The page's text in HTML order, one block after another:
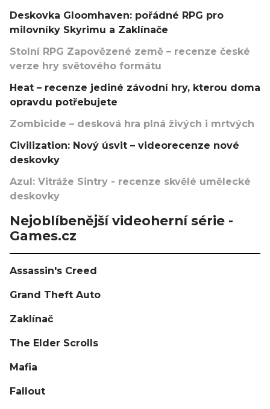
Deskovka Gloomhaven: pořádné RPG pro
milovníky Skyrimu a Zaklínače
Stolní RPG Zapovězené země – recenze české
verze hry světového formátu
Heat – recenze jediné závodní hry, kterou doma
opravdu potřebujete
Zombicide – desková hra plná živých i mrtvých
Civilization: Nový úsvit – videorecenze nové
deskovky
Azul: Vitráže Sintry - recenze skvělé umělecké
deskovky
Nejoblíbenější videoherní série -
Games.cz
Assassin's Creed
Grand Theft Auto
Zaklínač
The Elder Scrolls
Mafia
Fallout